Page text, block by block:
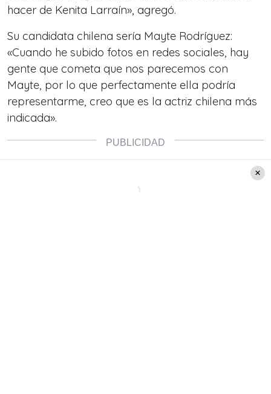
hacer de Kenita Larraín», agregó.
Su candidata chilena sería Mayte Rodríguez:
«Cuando he subido fotos en redes sociales, hay
gente que cometa que nos parecemos con
Mayte, por lo que perfectamente ella podría
representarme, creo que es la actriz chilena más
indicada».